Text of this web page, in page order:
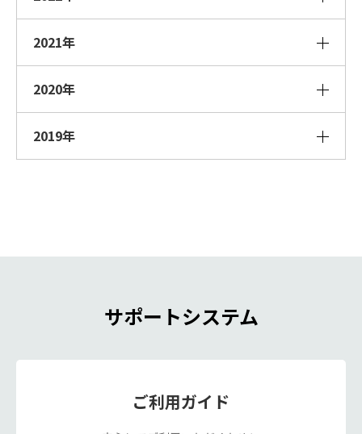
2021年
2020年
2019年
サポートシステム
ご利用ガイド